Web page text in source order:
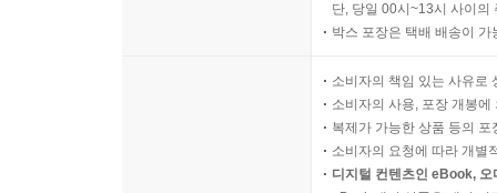
단, 당일 00시~13시 사이의
박스 포장은 택배 배송이
소비자의 책임 있는 사유로
소비자의 사용, 포장 개봉
복제가 가능한 상품 등의
소비자의 요청에 따라 개별
디지털 컨텐츠인 eBook,